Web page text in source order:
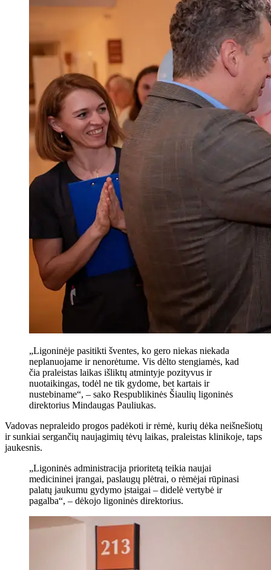
„Ligoninėje pasitikti šventes, ko gero niekas niekada
neplanuojame ir nenorėtume. Vis dėlto stengiamės, kad
čia praleistas laikas išliktų atmintyje pozityvus ir
nuotaikingas, todėl ne tik gydome, bet kartais ir
nustebiname“, – sako Respublikinės Šiaulių ligoninės
direktorius Mindaugas Pauliukas.
Vadovas nepraleido progos padėkoti ir rėmė, kurių dėka neišnešiotų
ir sunkiai sergančių naujagimių tėvų laikas, praleistas klinikoje, taps
jaukesnis.
„Ligoninės administracija prioritetą teikia naujai
medicininei įrangai, paslaugų plėtrai, o rėmėjai rūpinasi
palatų jaukumu gydymo įstaigai – didelė vertybė ir
pagalba“, – dėkojo ligoninės direktorius.